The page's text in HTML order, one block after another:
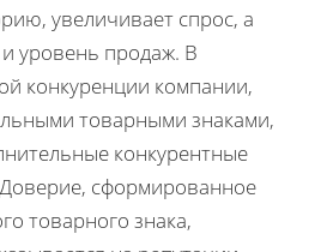
увеличивает спрос, а
уровень продаж. В
конкуренции компании,
товарными знаками,
конкурентные
сформированное
товарного знака,